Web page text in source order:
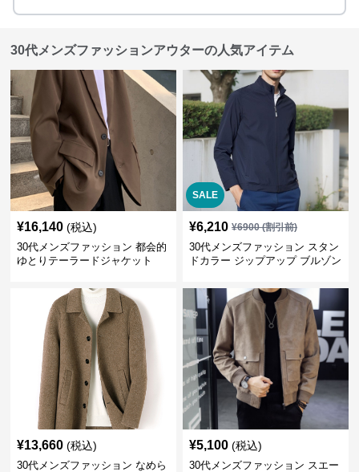
30代メンズファッションアウターの人気アイテム
¥16,140 (税込)
30代メンズファッション 都会的
ゆとりテーラードジャケット
SALE
¥6,210 ¥6900(割引前)
30代メンズファッション スタン
ドカラー ジップアップ ブルゾン
¥13,660 (税込)
30代メンズファッション なめら
¥5,100 (税込)
30代メンズファッション スエー